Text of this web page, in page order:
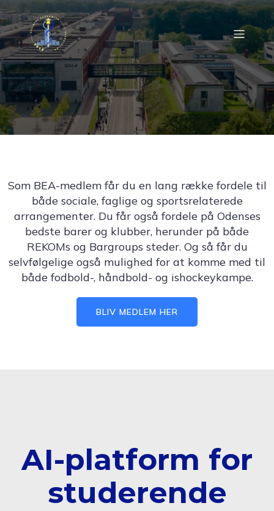
Som BEA-medlem får du en lang række fordele til
både sociale, faglige og sportsrelaterede
arrangementer. Du får også fordele på Odenses
bedste barer og klubber, herunder på både
REKOMs og Bargroups steder. Og så får du
selvfølgelige også mulighed for at komme med til
både fodbold-, håndbold- og ishockeykampe.
BLIV MEDLEM HER
AI-platform for
studerende